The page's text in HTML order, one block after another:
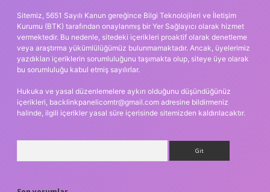
Sitemiz, 5651 Sayılı Kanun gereğince Bilgi Teknolojileri ve İletişim
Kurumu (BTK) tarafından onaylanmış bir Yer Sağlayıcı olarak hizmet
vermektedir. Bu nedenle, sitedeki içerikleri proaktif olarak denetleme
veya araştırma yükümlülüğümüz bulunmamaktadır. Ancak, üyelerimiz
yazdıkları içeriklerin sorumluluğunu taşımakta olup, siteye üye olarak
bu sorumluluğu kabul etmiş sayılırlar.
Hukuka ve yasal düzenlemelere aykırı olduğunu düşündüğünüz
içerikleri, backlinkpanelicomtr@gmail.com adresine bildirmeniz
halinde, ilgili içerikler yasal süre içerisinde sitemizden kaldırılacaktır.